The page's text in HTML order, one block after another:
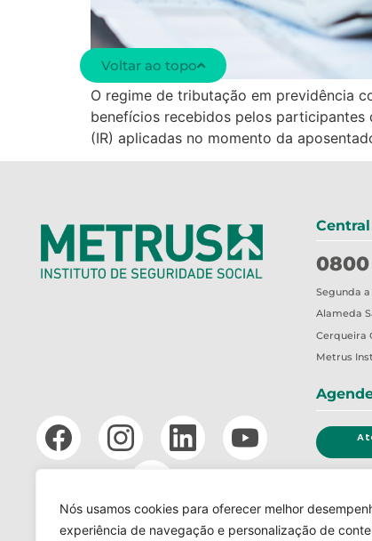
Nós usamos cookies para oferecer melhor
experiência de navegação e personalização de
O regime de tributação em previdência
benefícios recebidos pelos participantes
(IR) aplicadas no momento da
0800
Segunda
Alameda
Cerqueira
Metrus
Voltar ao topo